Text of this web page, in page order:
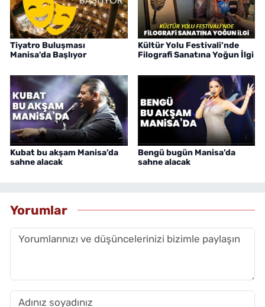
Tiyatro Buluşması
Manisa'da Başlıyor
Kültür Yolu Festivali’nde
Filografi Sanatına Yoğun İlgi
Kubat bu akşam Manisa’da
sahne alacak
Bengü bugün Manisa’da
sahne alacak
Yorumlar